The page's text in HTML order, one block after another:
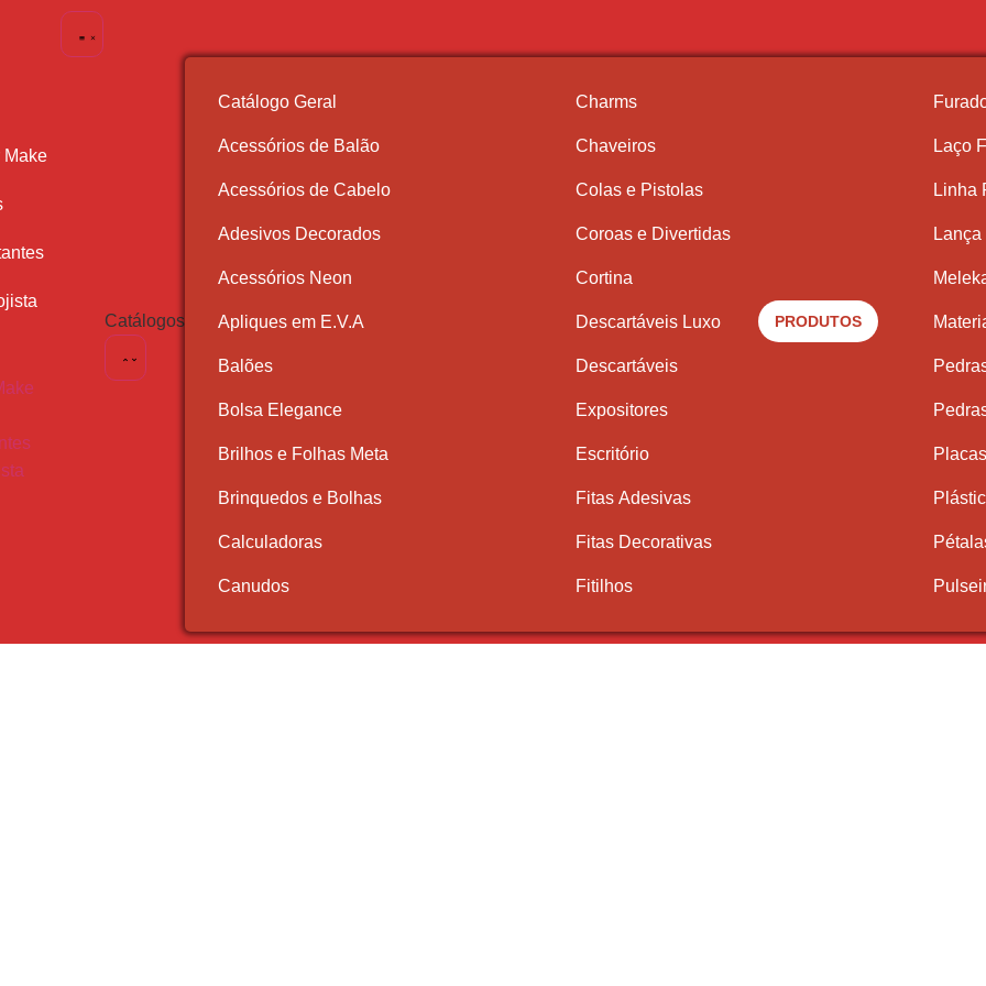
Make
Catálogos
Catálogo Geral
Acessórios de Balão
Acessórios de Cabelo
Adesivos Decorados
Acessórios Neon
Apliques em E.V.A
Balões
Bolsa Elegance
Brilhos e Folhas Meta
Brinquedos e Bolhas
Calculadoras
Canudos
Charms
Chaveiros
Colas e Pistolas
Coroas e Divertidas
Cortina
Descartáveis Luxo
Descartáveis
Expositores
Escritório
Fitas Adesivas
Fitas Decorativas
Fitilhos
Laço
Linha
PRODUTOS